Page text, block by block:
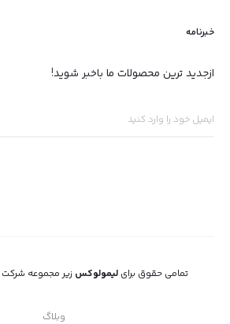
خبرنامه
ازجدید ترین محصولات ما باخبر شوید!
تمامی حقوق برای لیمولوکس زیر مجموعه شرکت
وبلاگ